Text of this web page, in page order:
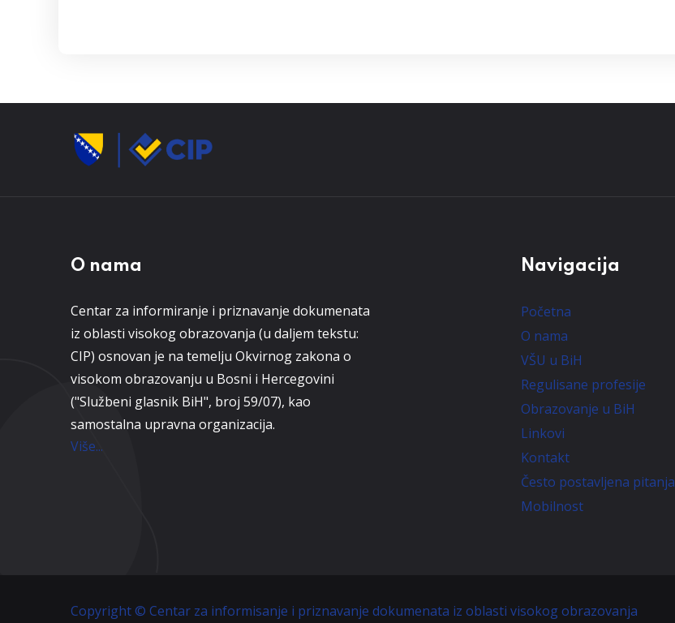
O nama
Centar za informiranje i priznavanje dokumenata
iz oblasti visokog obrazovanja (u daljem tekstu:
CIP) osnovan je na temelju Okvirnog zakona o
visokom obrazovanju u Bosni i Hercegovini
("Službeni glasnik BiH", broj 59/07), kao
samostalna upravna organizacija.
Više...
Navigacija
Početna
O nama
VŠU u BiH
Regulisane profesije
Obrazovanje u BiH
Linkovi
Kontakt
Često postavljena pitanja
Mobilnost
Copyright © Centar za informisanje i priznavanje dokumenata iz oblasti visokog obrazovanja